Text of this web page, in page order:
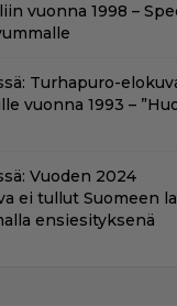
vuonna 1998 –
Turhapuro-
vuonna 1993 –
Vuoden 2024
ei tullut Suomeen
ensiesityksenä